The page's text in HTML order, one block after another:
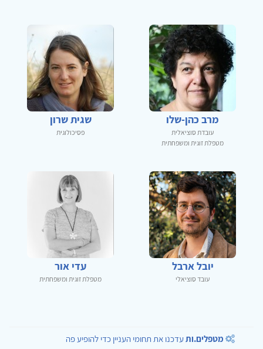
מרב כהן-שלו
עובדת סוציאלית
מטפלת זוגית ומשפחתית
שגית שרון
פסיכולוגית
יובל ארבל
עובד סוציאלי
עדי אור
מטפלת זוגית ומשפחתית
מטפלים.ותעדכנו את תחומי העניין כדי להופיע פה